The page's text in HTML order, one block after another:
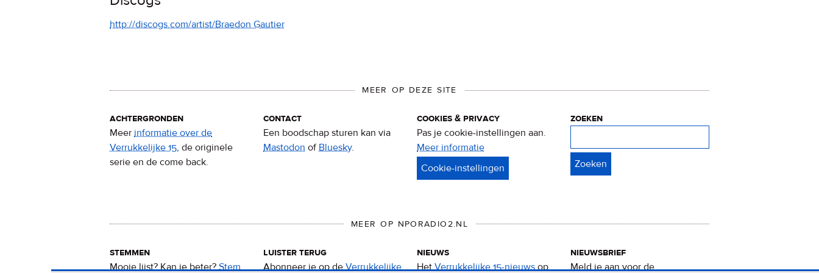
http://discogs.com/artist/Braedon Gautier
MEER OP DEZE SITE
achtergronden
Meer informatie over de
Verrukkelijke 15, de originele
serie en de come back.
contact
Een boodschap sturen kan via
Mastodon ofBluesky.
cookies & privacy
Pas je cookie-instellingen aan.
Meer informatie
&
zoeken
MEER OP NPORADIO2.NL
stemmen
Mooie lijst? Kan ie beter?Stem
luister terug
Abonneer je op deVerrukkelijke
nieuws
HetVerrukkelijke 15-nieuwsop
nieuwsbrief
Meld je aan voor de